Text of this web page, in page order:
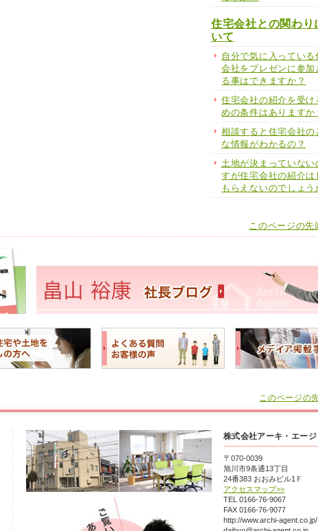
住宅会社との関わり
いて
自分で気に入っている
会社をプレゼンに参加
る事はできますか？
住宅会社の紹介を受け
めの条件はありますか
相談すると住宅会社の
な情報がわかるの？
土地が決まっていない
すが住宅会社の紹介は
もらえないのでしょう
このページの先
このページの
株式会社アーキ・エージ
〒070-0039
旭川市9条通13丁目
24番383 おおみビル1Ｆ
アクセスマップ>>
TEL 0166-76-9067
FAX 0166-76-9077
http://www.archi-agent.co.jp/